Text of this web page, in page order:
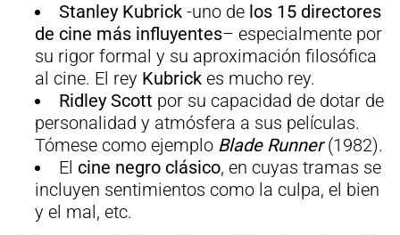
Stanley Kubrick-uno de los 15 directores
de cine más influyentes– especialmente por
su rigor formal y su aproximación filosófica
al cine. El rey Kubrickes mucho rey.
Ridley Scott por su capacidad de dotar de
personalidad y atmósfera a sus películas.
Tómese como ejemplo Blade Runner(1982).
El cine negro clásico, en cuyas tramas se
incluyen sentimientos como la culpa, el bien
y el mal, etc.